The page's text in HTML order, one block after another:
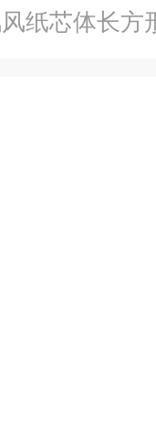
纸芯体长方